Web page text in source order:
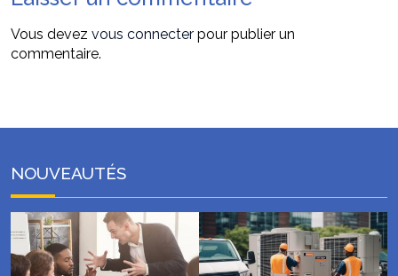
Vous devez vous connecter pour publier un
commentaire.
NOUVEAUTÉS